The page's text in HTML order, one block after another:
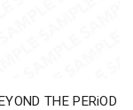
THE PERiOD